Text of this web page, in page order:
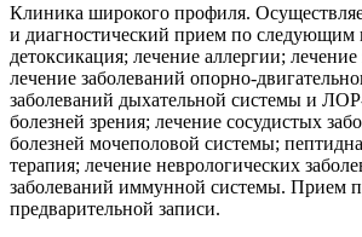
Клиника широкого профиля.
и диагностический прием по следующим
детоксикация; лечение аллергии;
лечение заболеваний опорно-
заболеваний дыхательной системы и
болезней зрения; лечение сосудистых
болезней мочеполовой системы;
терапия; лечение неврологических
заболеваний иммунной системы. Прием
предварительной записи.